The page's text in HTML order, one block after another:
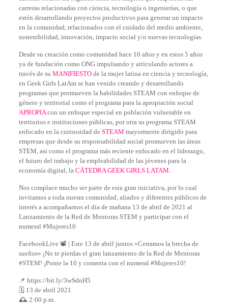
carreras relacionadas con ciencia, tecnología o ingenierías, o que
estén desarrollando proyectos productivos para generar un impacto
en la comunidad, relacionados con el cuidado del medio ambiente,
sostenibilidad, innovación, impacto social y/o nuevas tecnologías.
Desde su creación como comunidad hace 10 años y en estos 5 años
ya de fundación como ONG impulsando y atticulando actores a
través de su MANIFIESTOde la mujer latina en ciencia y tecnología,
en Geek Girls LatAm se han venido creando y desarrollando
programas que promueven la habilidades STEAM con enfoque de
género y territorial como el programa para la apropiación social
APROPIAcon un enfoque especial en población vulnerable en
territorios e instituciones públicas, por otra su programa STEAM
enfocado en la curisosidad de STEAM mayormente dirigido para
empresas que desde su responsabilidad social promueven las áreas
STEM, así como el programa más reciente enfocado en el liderazgo,
el futuro del trabajo y la empleabilidad de las jóvenes para la
economía digital, la CÁTEDRA GEEK GIRLS LATAM.
Nos complace mucho ser parte de esta gran iniciativa, por lo cual
invitamos a toda nuesra comunidad, aliados y diferentes públicos de
interés a acompañarnos el día de mañana 13 de abril de 2021 al
Lanzamiento de la Red de Mentoras STEM y participar con el
numeral #Mujeres10
FacebookLive 📽️ | Este 13 de abril juntos «Cerramos la brecha de
sueños» ¡No te pierdas el gran lanzamiento de la Red de Mentoras
#STEM! ¡Ponte la 10 y comenta con el numeral #Mujeres10!
📌 https://bit.ly/3wSdnH5
🗓️ 13 de abril 2021.
🕰️ 2:00 p.m.